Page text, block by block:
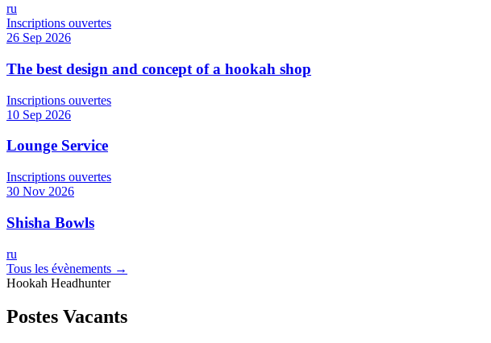
ru
Inscriptions ouvertes
26 Sep 2026
The best design and concept of a hookah shop
Inscriptions ouvertes
10 Sep 2026
Lounge Service
Inscriptions ouvertes
30 Nov 2026
Shisha Bowls
ru
Tous les évènements →
Hookah Headhunter
Postes Vacants